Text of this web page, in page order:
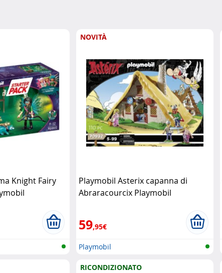
Knight Fairy
NOVITÀ
Playmobil Asterix capanna di
Abraracourcix Playmobil
59,95€
Playmobil
RICONDIZIONATO